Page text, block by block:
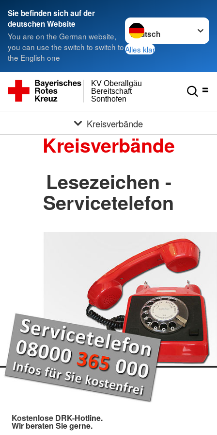
Sie befinden sich auf der
deutschen Website
You are on the German website,
you can use the switch to switch to
the English one
Sprache wechseln zu
Alles klar
Sonthofen
Bereitschaft
KV Oberallgäu
Kreisverbände
Kreisverbände
Lesezeichen -
Servicetelefon
Kostenlose DRK-Hotline.
Wir beraten Sie gerne.